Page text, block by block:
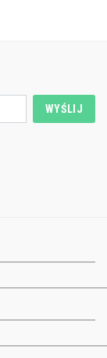
WYŚLIJ